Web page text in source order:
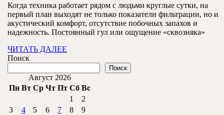
—
2026
Когда техника работает рядом с людьми круглые сутки, на
первый план выходят не только показатели фильтрации, но и
акустический комфорт, отсутствие побочных запахов и
надежность. Постоянный гул или ощущение «сквозняка»
ЧИТАТЬ ДАЛЕЕ
Поиск
Поиск
Август 2026
Пн Вт Ср Чт Пт Сб Вс
1
2
3
4 5 6 7 8
9